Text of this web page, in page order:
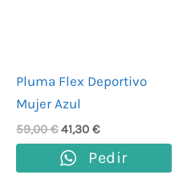
Pluma Flex Deportivo
Mujer Azul
59,00€ 41,30 €
Pedir